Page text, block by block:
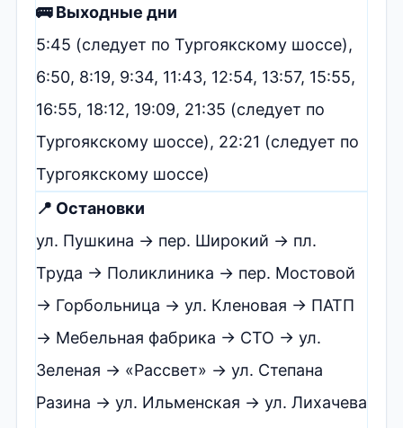
🚌 Выходные дни
5:45 (следует по Тургоякскому шоссе),
6:50, 8:19, 9:34, 11:43, 12:54, 13:57, 15:55,
16:55, 18:12, 19:09, 21:35 (следует по
Тургоякскому шоссе), 22:21 (следует по
Тургоякскому шоссе)
📍 Остановки
ул. Пушкина → пер. Широкий → пл.
Труда → Поликлиника → пер. Мостовой
→ Горбольница → ул. Кленовая → ПАТП
→ Мебельная фабрика → СТО → ул.
Зеленая → «Рассвет» → ул. Степана
Разина → ул. Ильменская → ул. Лихачева